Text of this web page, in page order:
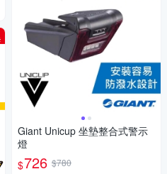
Giant Unicup 坐墊整合式警示
燈
$726 $780